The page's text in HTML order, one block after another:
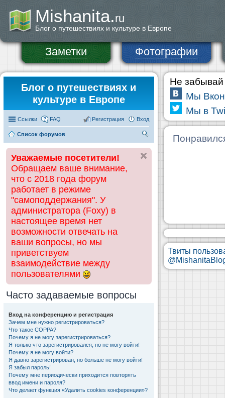
Mishanita.ru
Блог о путешествиях и культуре в Европе
Заметки Фотографии
Блог о путешествиях и
культуре в Европе
Ссылки FAQ Вход
Регистрация
Список форумов
ск
Уважаемые посетители!
Обращаем ваше внимание,
что с 2018 года форум
работает в режиме
"самоподдержания". У
администратора (Foxy) в
настоящее время нет
возможности отвечать на
ваши вопросы, но мы
приветствуем
взаимодействие между
пользователями
Часто задаваемые вопросы
Вход на конференцию и регистрация
Зачем мне нужно регистрироваться?
Что такое COPPA?
Почему я не могу зарегистрироваться?
Я только что зарегистрировался, но не могу войти!
Почему я не могу войти?
Я давно зарегистрирован, но больше не могу войти!
Я забыл пароль!
Почему мне периодически приходится повторять
ввод имени и пароля?
Что делает функция «Удалить cookies конференции»?
Не забывай
Мы
Мы в
Твиты